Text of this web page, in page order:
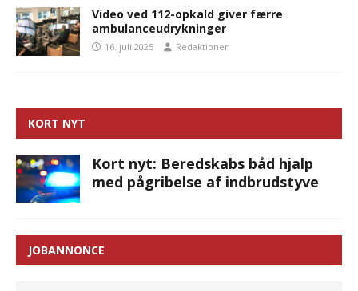
Video ved 112-opkald giver færre
ambulanceudrykninger
16. juli 2025 Redaktionen
KORT NYT
Kort nyt: Beredskabs båd hjalp
med pågribelse af indbrudstyve
JOBANNONCE